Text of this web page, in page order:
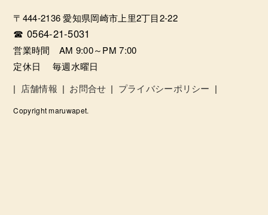
〒444-2136 愛知県岡崎市上里2丁目2-22
☎ 0564-21-5031
営業時間 AM 9:00～PM 7:00
定休日 毎週水曜日
| 店舗情報 | お問合せ | プライバシーポリシー |
Copyright maruwapet.